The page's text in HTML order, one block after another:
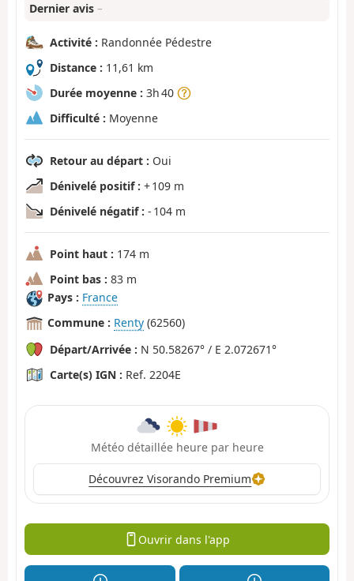
Dernier avis –
Activité : Randonnée Pédestre
Distance : 11,61 km
Durée moyenne : 3h 40
Difficulté : Moyenne
Retour au départ : Oui
Dénivelé positif : + 109 m
Dénivelé négatif : - 104 m
Point haut : 174 m
Point bas : 83 m
Pays : France
Commune : Renty (62560)
Départ/Arrivée : N 50.58267° / E 2.072671°
Carte(s) IGN : Ref. 2204E
Météo détaillée heure par heure
Découvrez Visorando Premium
Ouvrir dans l'app